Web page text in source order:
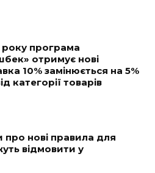
року програма
отримує нові
10% замінюється на 5%
категорії товарів
про нові правила для
відмовити у